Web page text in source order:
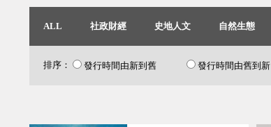
ALL 社政財經 史地人文 自然生態
排序： 發行時間由新到舊 發行時間由舊到新